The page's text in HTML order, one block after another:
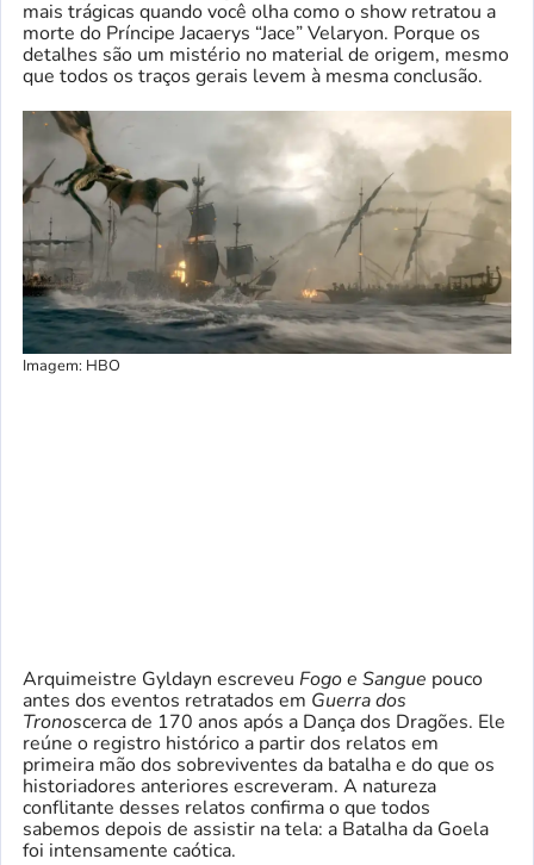
mais trágicas quando você olha como o show retratou a
morte do Príncipe Jacaerys “Jace” Velaryon. Porque os
detalhes são um mistério no material de origem, mesmo
que todos os traços gerais levem à mesma conclusão.
Imagem: HBO
Arquimeistre Gyldayn escreveu Fogo e Sangue pouco
antes dos eventos retratados em Guerra dos
Tronoscerca de 170 anos após a Dança dos Dragões. Ele
reúne o registro histórico a partir dos relatos em
primeira mão dos sobreviventes da batalha e do que os
historiadores anteriores escreveram. A natureza
conflitante desses relatos confirma o que todos
sabemos depois de assistir na tela: a Batalha da Goela
foi intensamente caótica.